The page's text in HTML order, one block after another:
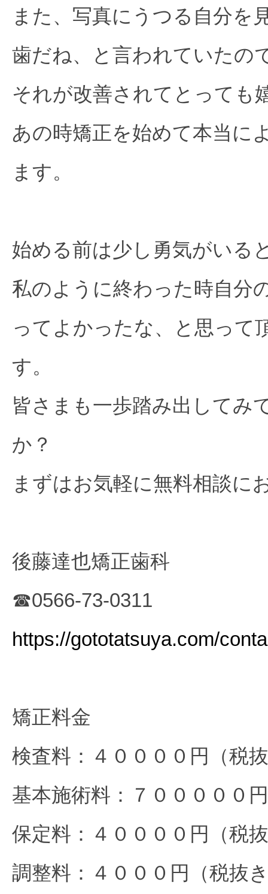
また、写真にうつる自分を
歯だね、と言われていたの
それが改善されてとっても
あの時矯正を始めて本当に
ます。
始める前は少し勇気がいる
私のように終わった時自分
ってよかったな、と思って
す。
皆さまも一歩踏み出してみ
か？
まずはお気軽に無料相談に
後藤達也矯正歯科
☎0566-73-0311
https://gototatsuya.com/
矯正料金
検査料：４００００円（税
基本施術料：７０００００
保定料：４００００円（税
調整料：４０００円（税抜